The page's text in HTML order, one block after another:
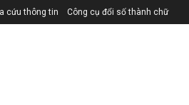
cứu thông tin Công cụ đổi số thành chữ